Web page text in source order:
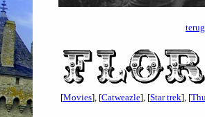
[Movies], [Catweazle], [Star trek], [